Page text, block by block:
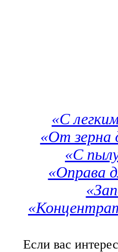
«С
«От зерна
«С
«Оправа
Если вас